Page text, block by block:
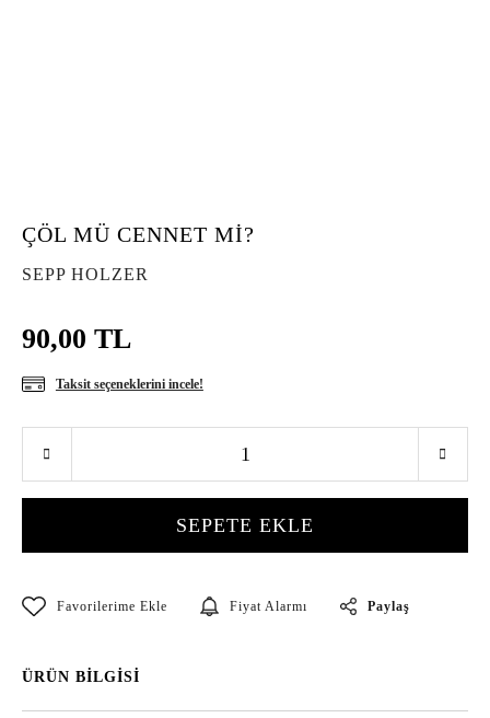
ÇÖL MÜ CENNET Mİ?
SEPP HOLZER
90,00 TL
Taksit seçeneklerini incele!
SEPETE EKLE
Fiyat Alarmı Paylaş
ÜRÜN BİLGİSİ